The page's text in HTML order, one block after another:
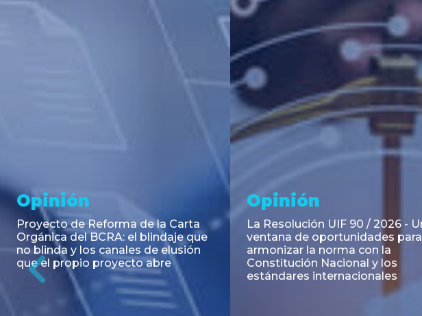
Noticia
RESOLUCIÓN 271/2026 de la
SECRETARIA DE COORDINACIÓN
DE PRODUCCIÓN: Actualización y
unificación de las advertencias
obligatorias en la publicidad de
juegos y apuestas en...
Asesoramiento y
Transacciones
Emisión de Obligaciones
Negociables Clase E de Central
Puerto S.A. por un Valor Nominal
de U$S 98.897.303
Previous